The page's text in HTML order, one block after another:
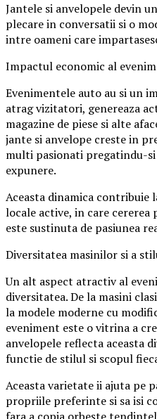
Jantele si anvelopele devin
plecare in conversatii si o
intre oameni care
Impactul economic al
Evenimentele auto au si un
atrag vizitatori, genereaza
magazine de piese si alte
jante si anvelope creste in
multi pasionati pregatindu-
expunere.
Aceasta dinamica contribuie
locale active, in care
este sustinuta de pasiunea
Diversitatea masinilor si a
Un alt aspect atractiv al
diversitatea. De la masini
la modele moderne cu
eveniment este o vitrina a
anvelopele reflecta aceasta
functie de stilul si scopul
Aceasta varietate ii ajuta pe
propriile preferinte si sa isi